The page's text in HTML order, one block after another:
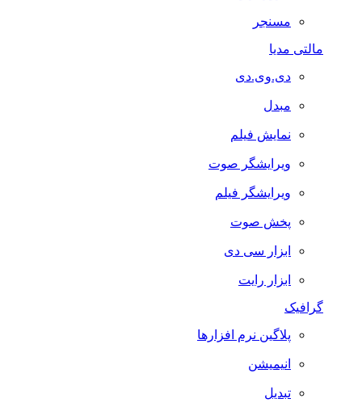
مسنجر
مالتی مدیا
دی.وی.دی
مبدل
نمایش فیلم
ویرایشگر صوت
ویرایشگر فیلم
پخش صوت
ابزار سی دی
ابزار رایت
گرافیک
پلاگین نرم افزارها
انیمیشن
تبدیل